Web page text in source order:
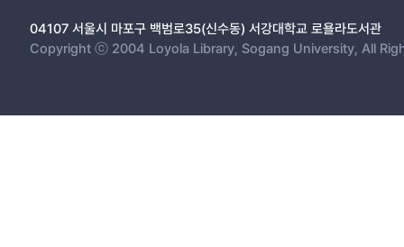
04107 서울시 마포구 백범로35(신수동) 서강대학교 로욜라도서관
Copyright ⓒ 2004 Loyola Library, Sogang University, All